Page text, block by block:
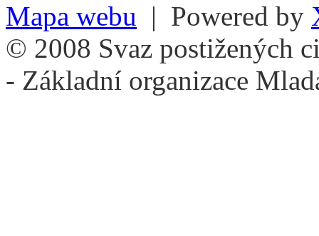
Mapa webu | Powered by
© 2008 Svaz postižených
- Základní organizace